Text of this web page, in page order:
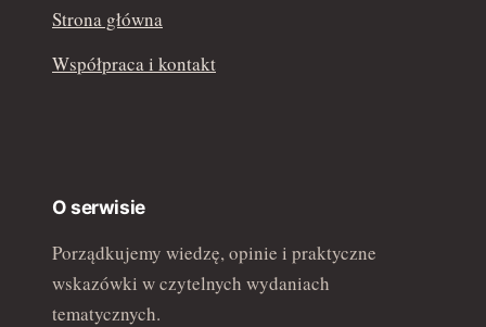
Strona główna
Współpraca i kontakt
O serwisie
Porządkujemy wiedzę, opinie i praktyczne
wskazówki w czytelnych wydaniach
tematycznych.